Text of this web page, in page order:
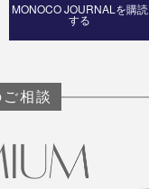
MONOCO JOURNALを購読
する
相談